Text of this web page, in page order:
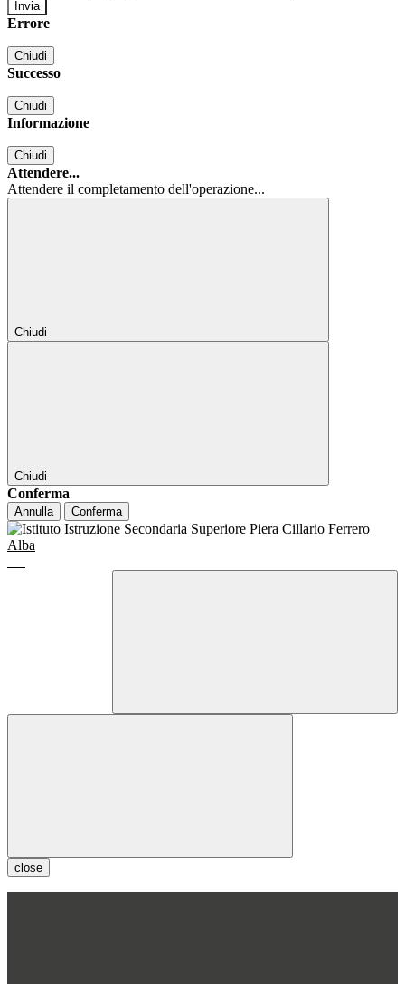
Errore
Chiudi
Successo
Chiudi
Informazione
Chiudi
Attendere...
Attendere il completamento dell'operazione...
Chiudi
Chiudi
Conferma
Annulla Conferma
close